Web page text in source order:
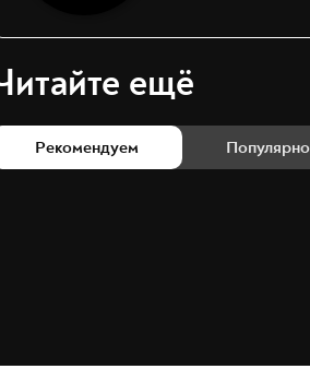
ещё
Рекомендуем